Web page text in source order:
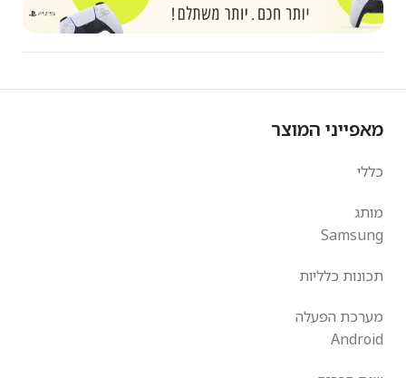
מאפייני המוצר
כללי
מותג
Samsung
תכונות כלליות
מערכת הפעלה
Android